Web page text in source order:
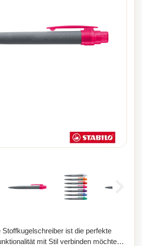
ist die perfekte
mit Stil verbinden möchten.